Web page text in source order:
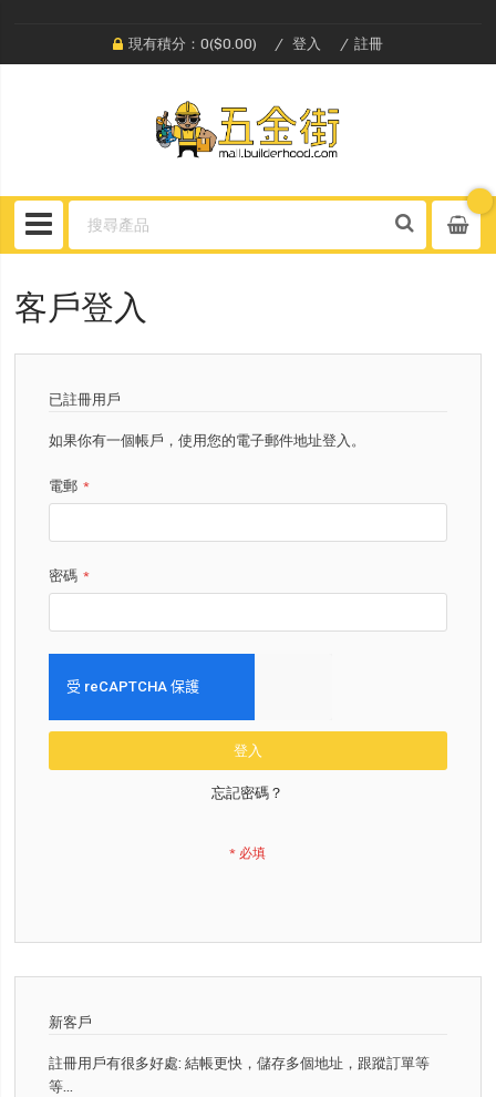
現有積分：0($0.00) 登入 註冊
客戶登入
已註冊用戶
如果你有一個帳戶，使用您的電子郵件地址登入。
電郵
密碼
登入
忘記密碼？
新客戶
註冊用戶有很多好處: 結帳更快，儲存多個地址，跟蹤訂單等
等...